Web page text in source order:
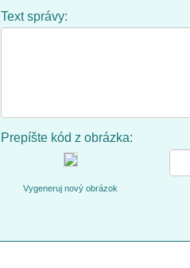
Text správy:
Prepíšte kód z obrázka:
Vygeneruj nový obrázok